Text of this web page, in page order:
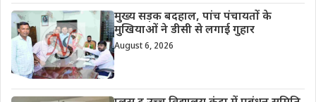
मुख्य सड़क बदहाल, पांच पंचायतों के
मुखियाओं ने डीसी से लगाई गुहार
August 6, 2026